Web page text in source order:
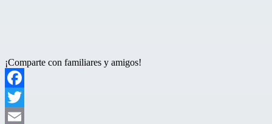
¡Comparte con familiares y amigos!
Facebook
Twitter